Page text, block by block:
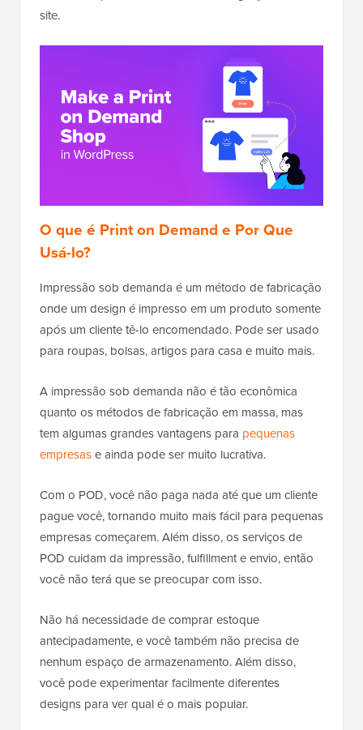
site.
O que é Print on Demand e Por Que
Usá-lo?
Impressão sob demanda é um método de fabricação
onde um design é impresso em um produto somente
após um cliente tê-lo encomendado. Pode ser usado
para roupas, bolsas, artigos para casa e muito mais.
A impressão sob demanda não é tão econômica
quanto os métodos de fabricação em massa, mas
tem algumas grandes vantagens para pequenas
empresase ainda pode ser muito lucrativa.
Com o POD, você não paga nada até que um cliente
pague você, tornando muito mais fácil para pequenas
empresas começarem. Além disso, os serviços de
POD cuidam da impressão, fulfillment e envio, então
você não terá que se preocupar com isso.
Não há necessidade de comprar estoque
antecipadamente, e você também não precisa de
nenhum espaço de armazenamento. Além disso,
você pode experimentar facilmente diferentes
designs para ver qual é o mais popular.